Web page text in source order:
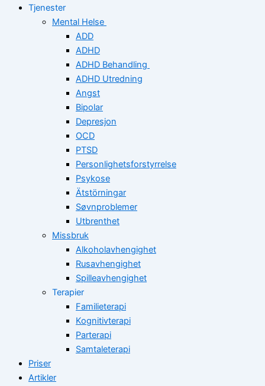
Tjenester
Mental Helse
ADD
ADHD
ADHD Behandling
ADHD Utredning
Angst
Bipolar
Depresjon
OCD
PTSD
Personlighetsforstyrrelse
Psykose
Ätstörningar
Søvnproblemer
Utbrenthet
Missbruk
Alkoholavhengighet
Rusavhengighet
Spilleavhengighet
Terapier
Familieterapi
Kognitivterapi
Parterapi
Samtaleterapi
Priser
Artikler